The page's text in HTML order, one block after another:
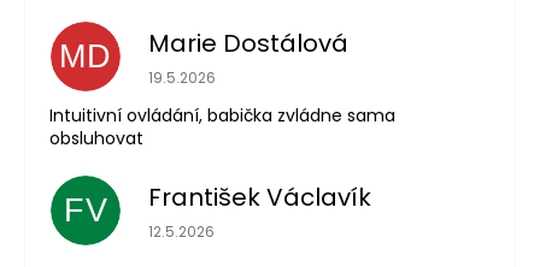
MD Marie Dostálová
Hodnocení obchodu je 5 z 5 hvězdiček.
19.5.2026
Intuitivní ovládání, babička zvládne sama
obsluhovat
FV František Václavík
Hodnocení obchodu je 5 z 5 hvězdiček.
12.5.2026